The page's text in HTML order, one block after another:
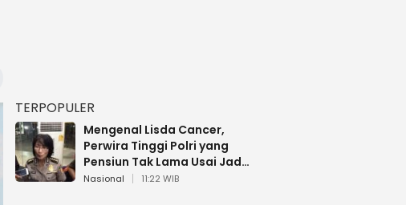
TERPOPULER
Mengenal Lisda Cancer,
Perwira Tinggi Polri yang
Pensiun Tak Lama Usai Jadi
Brigjen
Nasional 11:22 WIB